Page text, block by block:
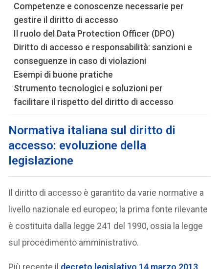
Competenze e conoscenze necessarie per
gestire il diritto di accesso
Il ruolo del Data Protection Officer (DPO)
Diritto di accesso e responsabilità: sanzioni e
conseguenze in caso di violazioni
Esempi di buone pratiche
Strumento tecnologici e soluzioni per
facilitare il rispetto del diritto di accesso
Normativa italiana sul diritto di
accesso: evoluzione della
legislazione
Il diritto di accesso è garantito da varie normative a
livello nazionale ed europeo; la prima fonte rilevante
è costituita dalla legge 241 del 1990, ossia la legge
sul procedimento amministrativo.
Più recente il decreto legislativo 14 marzo 2013